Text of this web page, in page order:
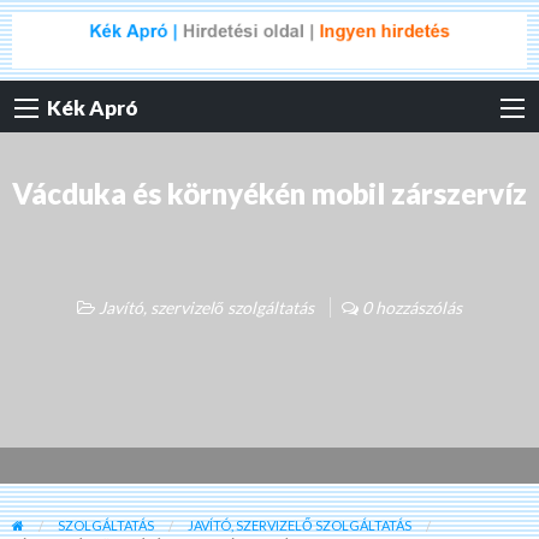
Kék Apró
Vácduka és környékén mobil zárszervíz
Javító, szervizelő szolgáltatás 0 hozzászólás
SZOLGÁLTATÁS
JAVÍTÓ, SZERVIZELŐ SZOLGÁLTATÁS